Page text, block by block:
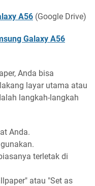
A56 (Google Drive)
Galaxy A56
Anda bisa
layar utama atau
langkah-langkah
Anda.
terletak di
atau "Set as